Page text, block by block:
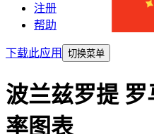
注册
帮助
下载此应用
切换菜单
波兰兹罗提
率图表